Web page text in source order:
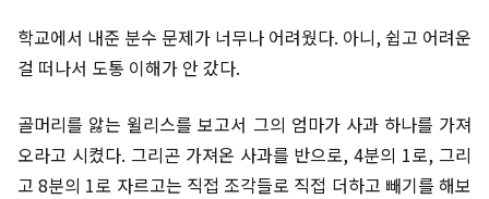
학교에서 내준 분수 문제가 너무나 어려웠다. 아니, 쉽고 어려운
걸 떠나서 도통 이해가 안 갔다.
골머리를 앓는 윌리스를 보고서 그의 엄마가 사과 하나를 가져
오라고 시켰다. 그리곤 가져온 사과를 반으로, 4분의 1로, 그리
고 8분의 1로 자르고는 직접 조각들로 직접 더하고 빼기를 해보